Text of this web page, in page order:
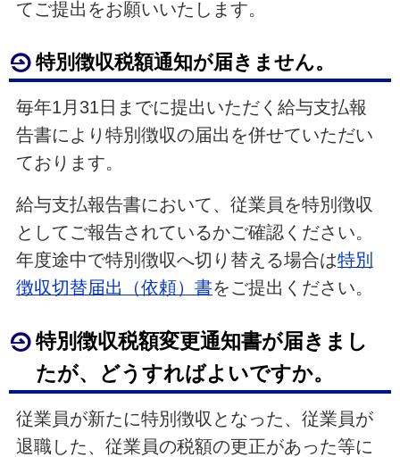
てご提出をお願いいたします。
特別徴収税額通知が届きません。
毎年1月31日までに提出いただく給与支払報
告書により特別徴収の届出を併せていただい
ております。
給与支払報告書において、従業員を特別徴収
としてご報告されているかご確認ください。
年度途中で特別徴収へ切り替える場合は特別
徴収切替届出（依頼）書をご提出ください。
特別徴収税額変更通知書が届きまし
たが、どうすればよいですか。
従業員が新たに特別徴収となった、従業員が
退職した、従業員の税額の更正があった等に